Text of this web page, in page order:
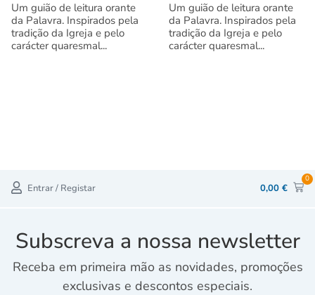
Um guião de leitura orante
da Palavra. Inspirados pela
tradição da Igreja e pelo
carácter quaresmal...
Um guião de leitura orante
da Palavra. Inspirados pela
tradição da Igreja e pelo
carácter quaresmal...
Entrar / Registar 0,00 €
0
Subscreva a nossa newsletter
Receba em primeira mão as novidades, promoções
exclusivas e descontos especiais.